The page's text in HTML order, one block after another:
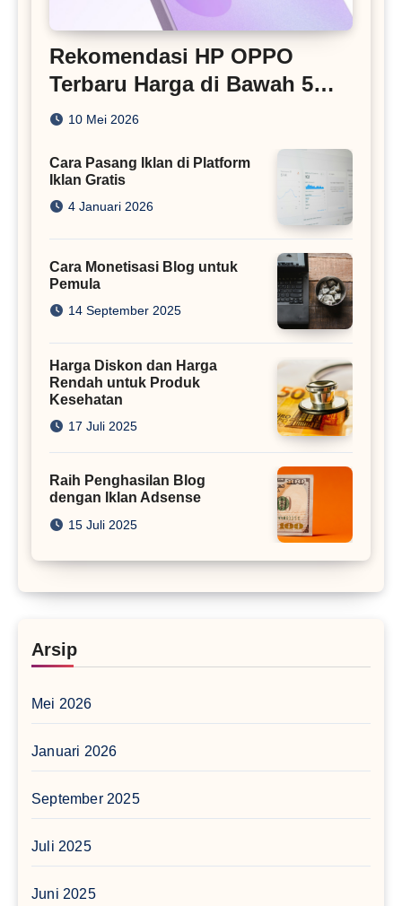
Rekomendasi HP OPPO
Terbaru Harga di Bawah 5
Juta
10 Mei 2026
Cara Pasang Iklan di Platform
Iklan Gratis
4 Januari 2026
Cara Monetisasi Blog untuk
Pemula
14 September 2025
Harga Diskon dan Harga
Rendah untuk Produk
Kesehatan
17 Juli 2025
Raih Penghasilan Blog
dengan Iklan Adsense
15 Juli 2025
Arsip
Mei 2026
Januari 2026
September 2025
Juli 2025
Juni 2025